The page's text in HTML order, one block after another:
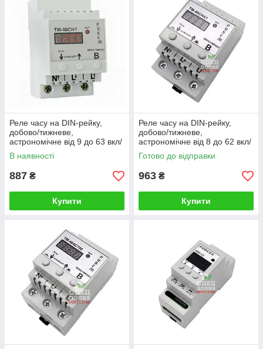
Реле часу на DIN-рейку,
добово/тижневе,
астрономічне від 9 до 63 вкл/
вкл, 40 А, 8,8 кВт, "RUBEZH"
ТМ-40СН1, таймер
В наявності
887 ₴
Купити
Реле часу на DIN-рейку,
добово/тижневе,
астрономічне від 8 до 62 вкл/
вкл, 40 А, 8,8 кВт, "RUBEZH"
ТМ-40СНА1, таймер
Готово до відправки
963 ₴
Купити